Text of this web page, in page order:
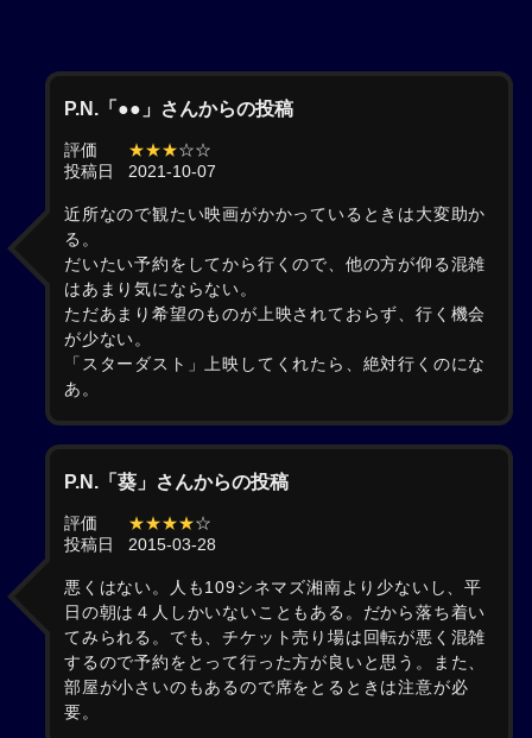
P.N.「●●」さんからの投稿
評価 ★★★☆☆
投稿日
2021-10-07
近所なので観たい映画がかかっているときは大変助か
る。
だいたい予約をしてから行くので、他の方が仰る混雑
はあまり気にならない。
ただあまり希望のものが上映されておらず、行く機会
が少ない。
「スターダスト」上映してくれたら、絶対行くのにな
あ。
P.N.「葵」さんからの投稿
評価 ★★★★☆
投稿日
2015-03-28
悪くはない。人も109シネマズ湘南より少ないし、平
日の朝は４人しかいないこともある。だから落ち着い
てみられる。でも、チケット売り場は回転が悪く混雑
するので予約をとって行った方が良いと思う。また、
部屋が小さいのもあるので席をとるときは注意が必
要。